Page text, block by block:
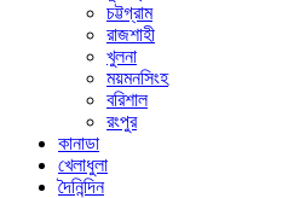
চট্টগ্রাম
রাজশাহী
খুলনা
ময়মনসিংহ
বরিশাল
রংপুর
কানাডা
খেলাধুলা
দৈনিন্দিন